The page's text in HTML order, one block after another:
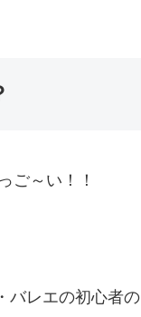
ご～い！！
バレエの初心者の